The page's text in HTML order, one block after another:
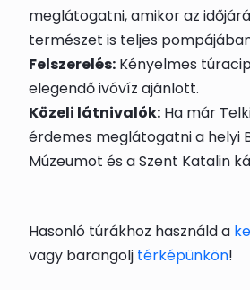
meglátogatni, amikor az
természet is teljes
Felszerelés: Kényelmes
elegendő ivóvíz ajánlott.
Közeli látnivalók: Ha már
érdemes meglátogatni a helyi
Múzeumot és a Szent Katalin
Hasonló túrákhoz használd a
vagy barangolj térképünkön!